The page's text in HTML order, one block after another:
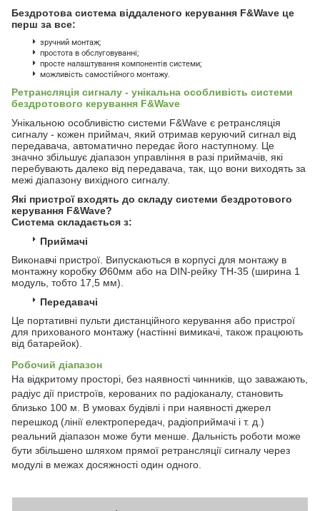
Бездротова система віддаленого керування F&Wave це
перш за все:
зручний монтаж;
простота в обслуговуванні;
просте налаштування компонентів системи;
можливість самостійного монтажу.
Ретрансляція сигналу - унікальна особливість системи
бездротового керування F&Wave
Унікальною особливістю системи F&Wave є ретрансляція
сигналу - кожен приймач, який отримав керуючий сигнал від
передавача, автоматично передає його наступному. Це
значно збільшує діапазон управління в разі приймачів, які
перебувають далеко від передавача, так, що вони виходять за
межі діапазону вихідного сигналу.
Які пристрої входять до складу системи бездротового
керування F&Wave?
Система складається з:
Приймачі
Виконавчі пристрої. Випускаються в корпусі для монтажу в
монтажну коробку Ø60мм або на DIN-рейку TH-35 (ширина 1
модуль, тобто 17,5 мм).
Передавачі
Це портативні пульти дистанційного керування або пристрої
для прихованого монтажу (настінні вимикачі, також працюють
від батарейок).
Робочий діапазон
На відкритому просторі, без наявності чинників, що заважають,
радіус дії пристроїв, керованих по радіоканалу, становить
близько 100 м. В умовах будівлі і при наявності джерел
перешкод (лінії електропередач, радіоприймачі і т. д.)
реальний діапазон може бути менше. Дальність роботи може
бути збільшено шляхом прямої ретрансляції сигналу через
модулі в межах досяжності один одного.